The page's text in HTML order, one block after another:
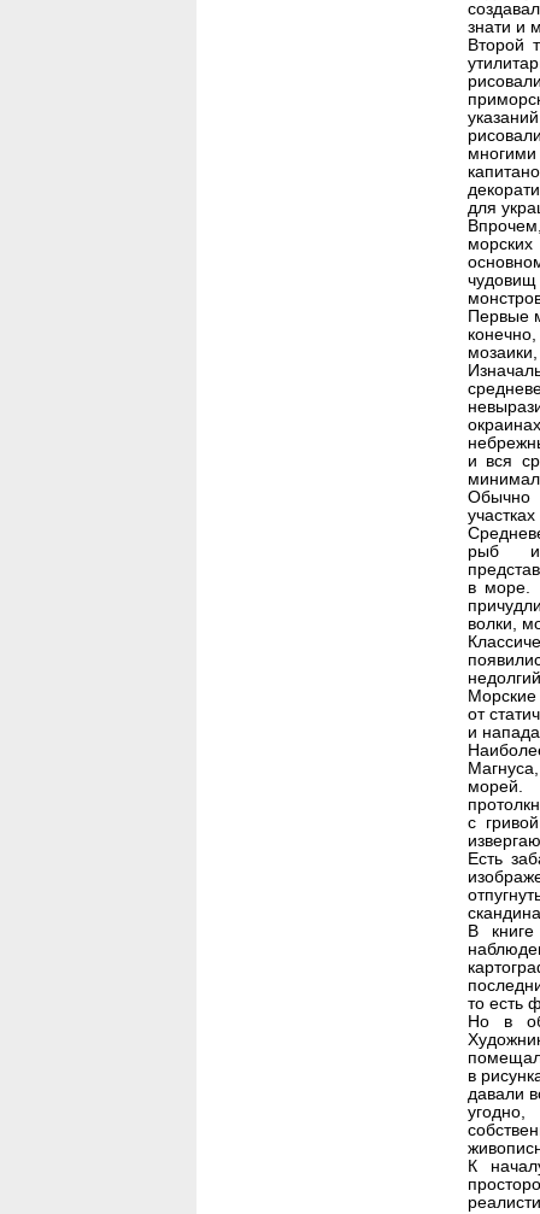
знати и
Второй
для
чудовищ
Первые
и вся
Обычно
рыб и
в море.
волки,
от
и
морей.
с
Есть
В
то есть
Но в
в
давали
угодно,
К